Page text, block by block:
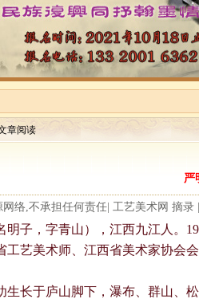
利70周年书画展7月28日起征稿
章阅读
严
网络,不承担任何责任| 工艺美术网 摘录
子，字青山），江西九江人。
工艺美术师、江西省美术家协会
长于庐山脚下，瀑布、群山、